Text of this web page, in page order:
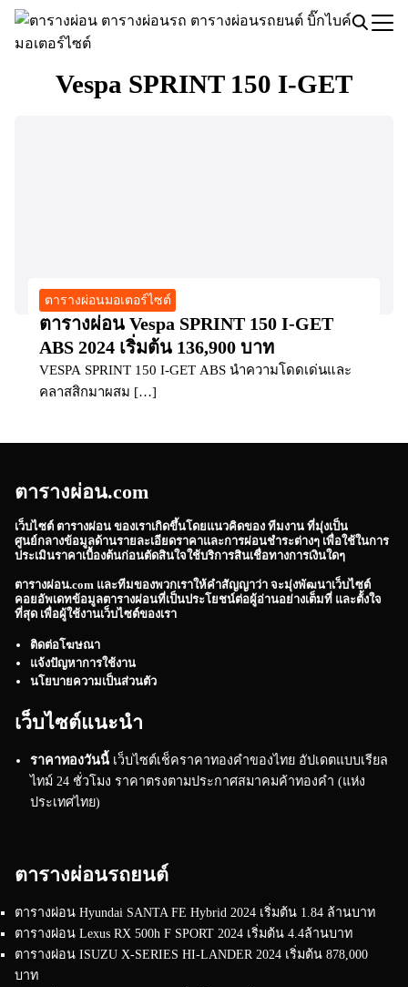
Skip
Search
Vespa SPRINT 150 I-GET
ตารางผ่อนมอเตอร์ไซต์
ตารางผ่อน Vespa SPRINT 150 I-GET
ABS 2024 เริ่มต้น 136,900 บาท
VESPA SPRINT 150 I-GET ABS นำความโดดเด่นและ
คลาสสิกมาผสม […]
ตารางผ่อน.com
เว็บไซต์ ตารางผ่อน ของเราเกิดขึ้นโดยแนวคิดของ ทีมงาน ที่มุ่งเป็น
ศูนย์กลางข้อมูลด้านรายละเอียดราคาและการผ่อนชำระต่างๆ เพื่อใช้ในการ
ประเมินราคาเบื้องต้นก่อนตัดสินใจใช้บริการสินเชื่อทางการเงินใดๆ
ตารางผ่อน.com และทีมของพวกเราให้คำสัญญาว่า จะมุ่งพัฒนาเว็บไซต์
คอยอัพเดทข้อมูลตารางผ่อนที่เป็นประโยชน์ต่อผู้อ่านอย่างเต็มที่ และตั้งใจ
ที่สุด เพื่อผู้ใช้งานเว็บไซต์ของเรา
ติดต่อโฆษณา
แจ้งปัญหาการใช้งาน
นโยบายความเป็นส่วนตัว
เว็บไซต์แนะนำ
ราคาทองวันนี้ เว็บไซต์เช็คราคาทองคำของไทย อัปเดตแบบเรียล
ไทม์ 24 ชั่วโมง ราคาตรงตามประกาศสมาคมค้าทองคำ (แห่ง
ประเทศไทย)
ตารางผ่อนรถยนต์
ตารางผ่อน Hyundai SANTA FE Hybrid 2024 เริ่มต้น 1.84 ล้านบาท
ตารางผ่อน Lexus RX 500h F SPORT 2024 เริ่มต้น 4.4ล้านบาท
ตารางผ่อน ISUZU X-SERIES HI-LANDER 2024 เริ่มต้น 878,000
บาท